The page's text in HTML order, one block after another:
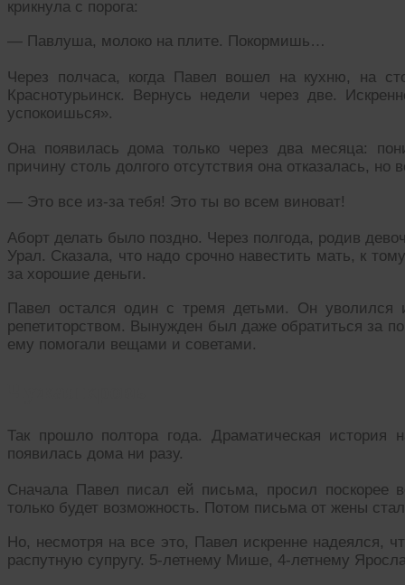
крикнула с порога:
— Павлуша, молоко на плите. Покормишь…
Через полчаса, когда Павел вошел на кухню, на
Краснотурьинск. Вернусь недели через две.
успокоишься».
Она появилась дома только через два месяца:
причину столь долгого отсутствия она отказалась, но
— Это все из-за тебя! Это ты во всем виноват!
Аборт делать было поздно. Через полгода, родив
Урал. Сказала, что надо срочно навестить мать, к
за хорошие деньги.
Павел остался один с тремя детьми. Он
репетиторством. Вынужден был даже обратиться за
ему помогали вещами и советами.
Так прошло полтора года. Драматическая
появилась дома ни разу.
Сначала Павел писал ей письма, просил поскорее
только будет возможность. Потом письма от жены
Но, несмотря на все это, Павел искренне надеялся,
распутную супругу. 5-летнему Мише, 4-летнему